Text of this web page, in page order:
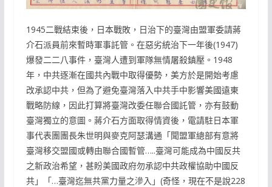
1945二戰結束後，日本戰敗，日治下的臺灣由盟軍委請蔣
介石派員前來暫時軍事託管。在惡劣統治下一年後(1947)
爆發二二八事件，臺灣人遭到軍隊無情屠殺鎮壓。1948
年，中共逐漸在國共內戰中取得優勢，美方於是開始考慮
改承認中共，但為了避免臺灣落入中共手中影響美國遠東
戰略防線，因此打算將臺灣改委任聯合國託管，亦有鼓動
臺灣獨立的意圖。蔣介石方面取得情資後，電請駐日本軍
事代表團團長朱世明與麥克阿瑟溝通「聞盟軍總部有意將
臺灣移交盟國或轉由聯合國暫管…..臺灣可能成為中國反共
之新政治希望，甚盼美國政府勿承認中共政權協助中國反
共」「…臺灣迄無共黨力量之滲入」(奇怪，現在不是說228